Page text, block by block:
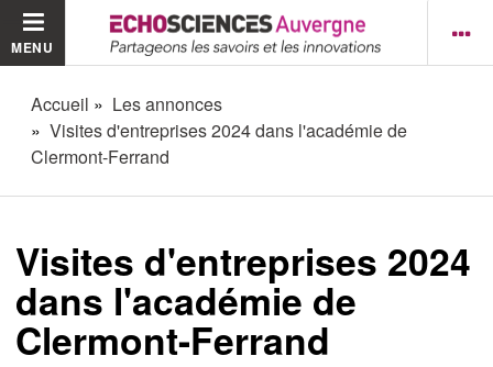
MENU
Accueil
Les annonces
Visites d'entreprises 2024 dans l'académie de
Clermont-Ferrand
Visites d'entreprises 2024
dans l'académie de
Clermont-Ferrand